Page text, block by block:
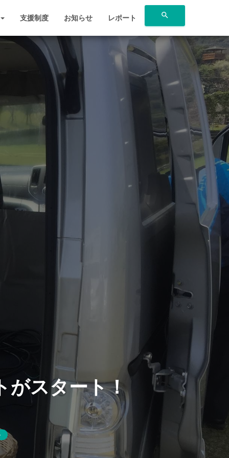
search
支援制度 お知らせ レポート
がスタート！